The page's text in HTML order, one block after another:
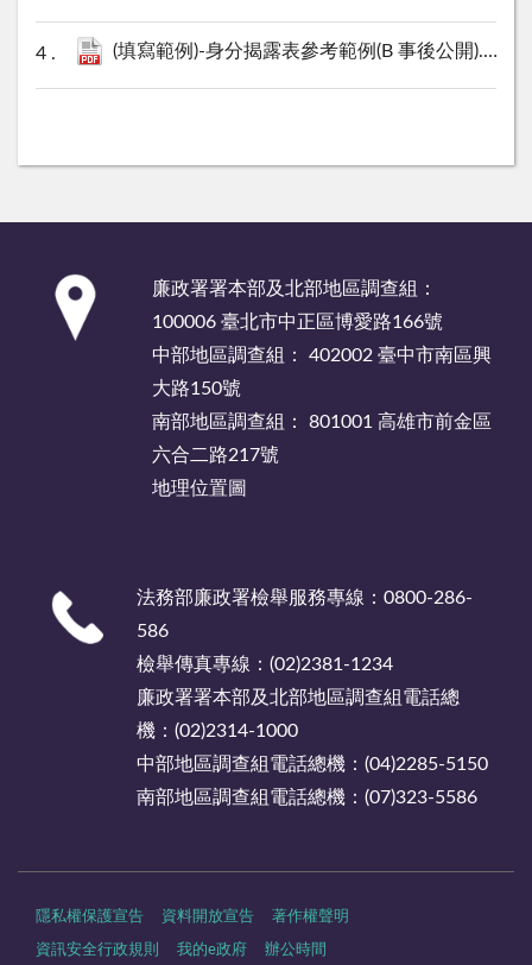
(填寫範例)-身分揭露表參考範例(B 事後公開).pdf
廉政署署本部及北部地區調查組：
100006 臺北市中正區博愛路166號
中部地區調查組： 402002 臺中市南區興
大路150號
南部地區調查組： 801001 高雄市前金區
六合二路217號
地理位置圖
法務部廉政署檢舉服務專線：0800-286-
586
檢舉傳真專線：(02)2381-1234
廉政署署本部及北部地區調查組電話總
機：(02)2314-1000
中部地區調查組電話總機：(04)2285-5150
南部地區調查組電話總機：(07)323-5586
隱私權保護宣告 資料開放宣告 著作權聲明
資訊安全行政規則 我的e政府 辦公時間